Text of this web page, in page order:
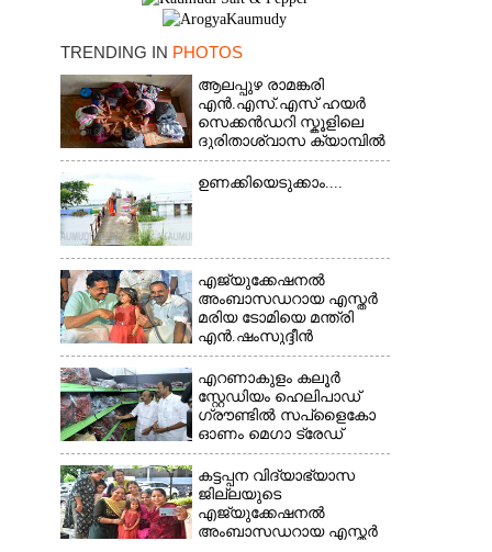
TRENDING IN PHOTOS
ആലപ്പുഴ രാമങ്കരി
എൻ.എസ്.എസ് ഹയർ
സെക്കൻഡറി സ്കൂളിലെ
ദുരിതാശ്വാസ ക്യാമ്പിൽ
വെള്ളം കയറിയതിനെ
തുടർന്ന് നഗരത്തിലെ
തിരുവമ്പാടി ഹയർ
ഉണക്കിയെടുക്കാം....
എജ്യുക്കേഷനൽ
അംബാസഡറായ എസ്തർ
മരിയ ടോമിയെ മന്ത്രി
എൻ.ഷംസുദ്ദീൻ
അഭിനന്ദിക്കുന്നു.
എറണാകുളം കലൂർ
സ്റ്റേഡിയം ഹെലിപാഡ്
ഗ്രൗണ്ടിൽ സപ്ളൈകോ
ഓണം മെഗാ ട്രേഡ്
ഫെയർ സംസ്ഥാനതല
ഉദ്ഘാടനം നിർവഹിച്ച്
സ്റ്റാൾ
സന്ദർശിക്കുന്ന മുഖ്യമന്ത്രി
വി.ഡി. സതീശൻ.
കട്ടപ്പന വിദ്യാഭ്യാസ
ജില്ലയുടെ
എജ്യുക്കേഷനൽ
അംബാസഡറായ എസ്തർ
×